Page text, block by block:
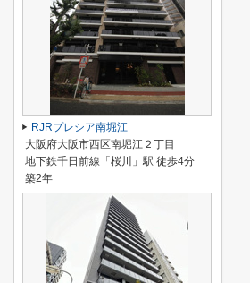
RJRプレシア南堀江
大阪府大阪市西区南堀江２丁目
地下鉄千日前線「桜川」駅 徒歩4分
築2年